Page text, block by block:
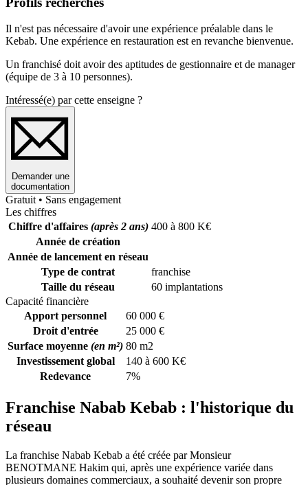
Il n'est pas nécessaire d'avoir une expérience préalable dans le
Kebab. Une expérience en restauration est en revanche bienvenue.
Un franchisé doit avoir des aptitudes de gestionnaire et de manager
(équipe de 3 à 10 personnes).
Intéressé(e) par cette enseigne ?
Demander une
documentation
Gratuit • Sans engagement
Les chiffres
Chiffre d'affaires (après 2 ans) 400 à 800 K€
Année de création
Année de lancement en réseau
Type de contrat
franchise
Taille du réseau
60 implantations
Capacité financière
Apport personnel
60 000 €
Droit d'entrée
25 000 €
Surface moyenne (en m²) 80 m2
Investissement global
140 à 600 K€
Redevance
7%
Franchise Nabab Kebab : l'historique du
réseau
La franchise Nabab Kebab a été créée par Monsieur
BENOTMANE Hakim qui, après une expérience variée dans
plusieurs domaines commerciaux, a souhaité devenir son propre